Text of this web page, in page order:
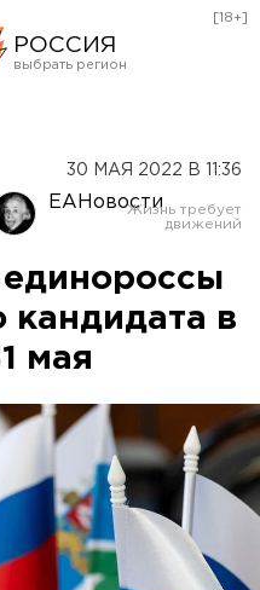
РОССИЯ
Оренбург
[18+]
30 МАЯ 2022 В 11:36
ЕАНовости
кандидата в
мая